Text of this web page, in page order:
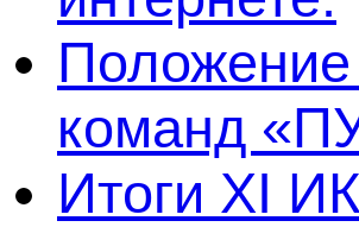
Положение
команд
Итоги XI